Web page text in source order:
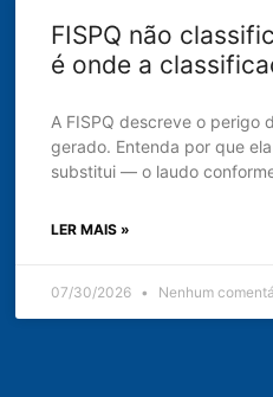
FISPQ não
é onde a
A FISPQ descreve o perigo
gerado. Entenda por que
substitui — o laudo
LER MAIS »
07/30/2026 Nenhum